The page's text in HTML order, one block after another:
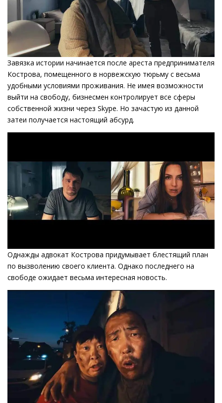
Завязка истории начинается после ареста предпринимателя
Кострова, помещенного в норвежскую тюрьму с весьма
удобными условиями проживания. Не имея возможности
выйти на свободу, бизнесмен контролирует все сферы
собственной жизни через Skype. Но зачастую из данной
затеи получается настоящий абсурд.
Однажды адвокат Кострова придумывает блестящий план
по вызволению своего клиента. Однако последнего на
свободе ожидает весьма интересная новость.